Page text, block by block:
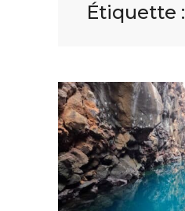
Étiquette :